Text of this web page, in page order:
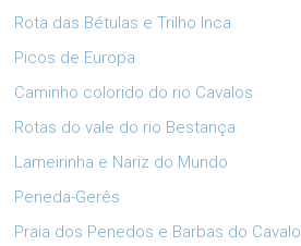
Rota das Bétulas e Trilho Inca
Picos de Europa
Caminho colorido do rio Cavalos
Rotas do vale do rio Bestança
Lameirinha e Nariz do Mundo
Peneda-Gerês
Praia dos Penedos e Barbas do Cavalo